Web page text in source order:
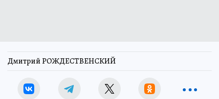
Дмитрий РОЖДЕСТВЕНСКИЙ